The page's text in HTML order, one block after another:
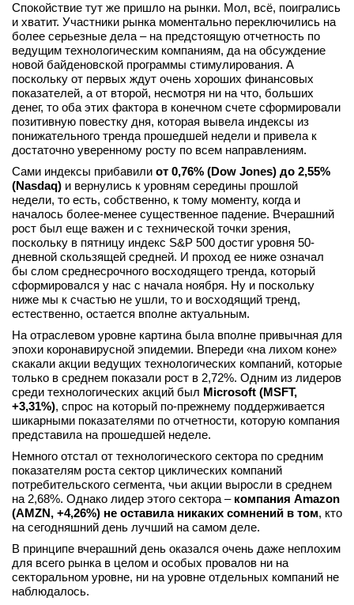
Новости
Интервью
вконтакте
телеграм
Стать автором
Вход
Спокойствие тут же пришло на рынки. Мол, всё, поигрались
и хватит. Участники рынка моментально переключились на
более серьезные дела – на предстоящую отчетность по
ведущим технологическим компаниям, да на обсуждение
новой байденовской программы стимулирования. А
поскольку от первых ждут очень хороших финансовых
показателей, а от второй, несмотря ни на что, больших
денег, то оба этих фактора в конечном счете сформировали
позитивную повестку дня, которая вывела индексы из
понижательного тренда прошедшей недели и привела к
достаточно уверенному росту по всем направлениям.
Сами индексы прибавили от 0,76% (Dow Jones) до 2,55%
(Nasdaq) и вернулись к уровням середины прошлой
недели, то есть, собственно, к тому моменту, когда и
началось более-менее существенное падение. Вчерашний
рост был еще важен и с технической точки зрения,
поскольку в пятницу индекс S&P 500 достиг уровня 50-
дневной скользящей средней. И проход ее ниже означал
бы слом среднесрочного восходящего тренда, который
сформировался у нас с начала ноября. Ну и поскольку
ниже мы к счастью не ушли, то и восходящий тренд,
естественно, остается вполне актуальным.
На отраслевом уровне картина была вполне привычная для
эпохи коронавирусной эпидемии. Впереди «на лихом коне»
скакали акции ведущих технологических компаний, которые
только в среднем показали рост в 2,72%. Одним из лидеров
среди технологических акций был Microsoft (MSFT,
+3,31%), спрос на который по-прежнему поддерживается
шикарными показателями по отчетности, которую компания
представила на прошедшей неделе.
Немного отстал от технологического сектора по средним
показателям роста сектор циклических компаний
потребительского сегмента, чьи акции выросли в среднем
на 2,68%. Однако лидер этого сектора – компания Amazon
(AMZN, +4,26%) не оставила никаких сомнений в том, кто
на сегодняшний день лучший на самом деле.
В принципе вчерашний день оказался очень даже неплохим
для всего рынка в целом и особых провалов ни на
секторальном уровне, ни на уровне отдельных компаний не
наблюдалось.